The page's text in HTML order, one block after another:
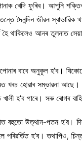
খেদি ফুৰিব। আপুনি
দৈনন্দিন জীৱন
হৈ থাকিলেও আনৰ তুলনাত
বাবে অনুকূল হ’ব।
খৰচ হোৱাৰ সম্ভাৱনা
হ’ব পাৰে। সৰু ৰোগৰ
বহুতো উত্থান-পতন হ’ব।
পৰিৱৰ্তিত হ’ব।